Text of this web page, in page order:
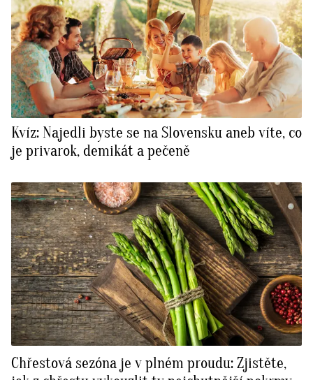
Kvíz: Najedli byste se na Slovensku aneb víte, co
je privarok, demikát a pečeně
Chřestová sezóna je v plném proudu: Zjistěte,